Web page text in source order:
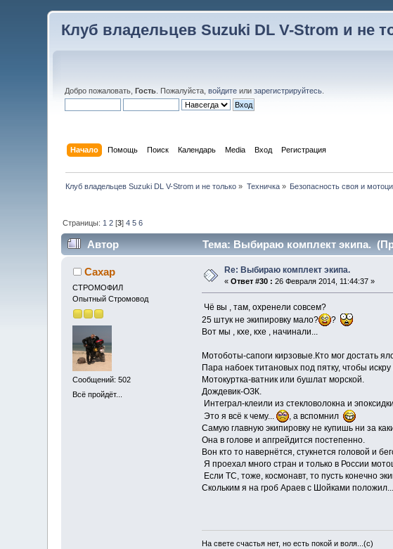
Клуб владельцев Suzuki DL V-Strom и не
Добро пожаловать,Гость . Пожалуйста,войдите илизарегистрируйтесь
Начало Помощь Поиск Календарь Media Вход Регистрация
Клуб владельцев Suzuki DL V-Strom и не только » Техничка» Безопасность своя и
Страницы: 1 2 [3]4 5 6
Автор Тема: Выбираю комплект экипа.
Сахар
СТРОМОФИЛ
Опытный Стромовод
Сообщений: 502
Всё пройдёт...
Re: Выбираю комплект экипа.
«Ответ #30 : 26 Февраля 2014, 11:44:37 »
Чё вы , там, охренели совсем?
25 штук не экипировку мало?
?
Вот мы , кхе, кхе , начинали...
Мотоботы-сапоги кирзовые.Кто мог достать
Пара набоек титановых под пятку, чтобы искру
Мотокуртка-ватник или бушлат морской.
Дождевик-ОЗК.
Интеграл-клеили из стекловолокна и
Это я всё к чему...
, а вспомнил
Самую главную экипировку не купишь ни за
Она в голове и апгрейдится постепенно.
Вон кто то навернётся, стукнется головой и
Я проехал много стран и только в России
Если ТС, тоже, космонавт, то пусть конечно
Скольким я на гроб Араев с Шойками
На свете счастья нет, но есть покой и воля...(с)